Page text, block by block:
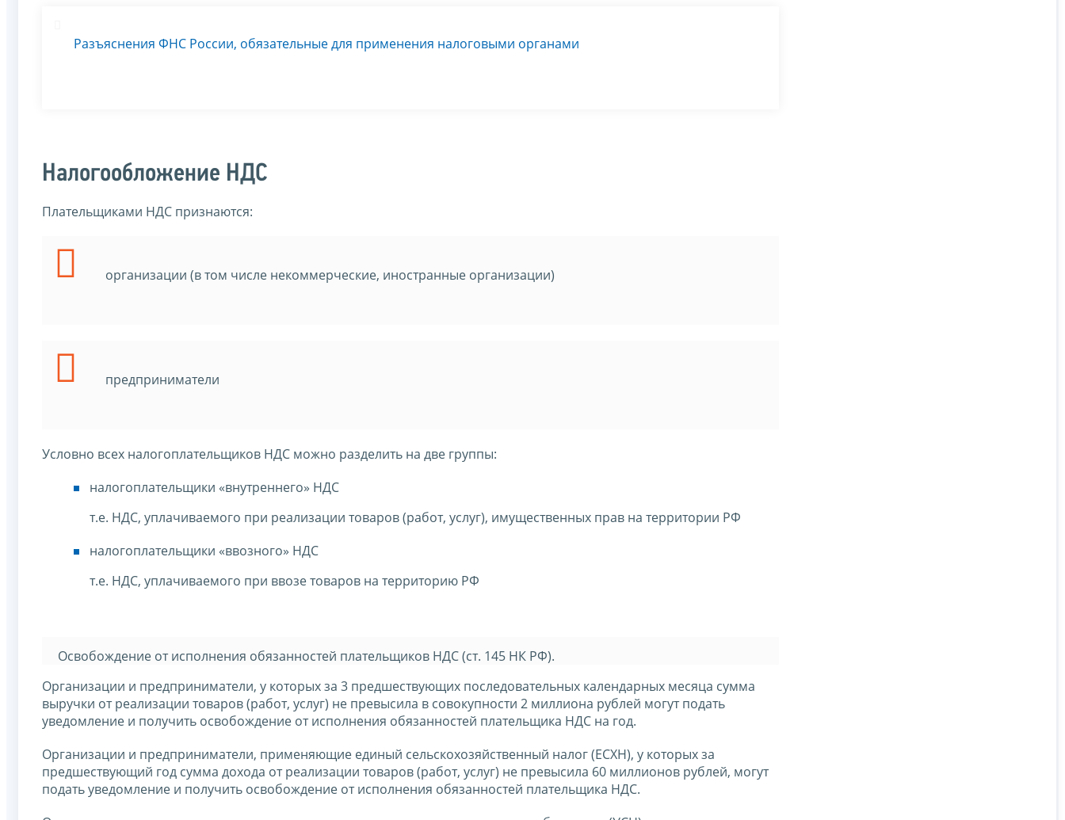
Разъяснения ФНС России, обязательные для применения налоговыми органами
Налогообложение НДС
Плательщиками НДС признаются:
организации (в том числе некоммерческие, иностранные организации)
предприниматели
Условно всех налогоплательщиков НДС можно разделить на две группы:
налогоплательщики «внутреннего» НДС
т.е. НДС, уплачиваемого при реализации товаров (работ, услуг), имущественных прав на территории РФ
налогоплательщики «ввозного» НДС
т.е. НДС, уплачиваемого при ввозе товаров на территорию РФ
Освобождение от исполнения обязанностей плательщиков НДС (ст. 145 НК РФ).
Организации и предприниматели, у которых за 3 предшествующих последовательных календарных месяца сумма
выручки от реализации товаров (работ, услуг) не превысила в совокупности 2 миллиона рублей могут подать
уведомление и получить освобождение от исполнения обязанностей плательщика НДС на год.
Организации и предприниматели, применяющие единый сельскохозяйственный налог (ЕСХН), у которых за
предшествующий год сумма дохода от реализации товаров (работ, услуг) не превысила 60 миллионов рублей, могут
подать уведомление и получить освобождение от исполнения обязанностей плательщика НДС.